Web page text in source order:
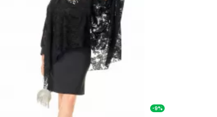
-9%